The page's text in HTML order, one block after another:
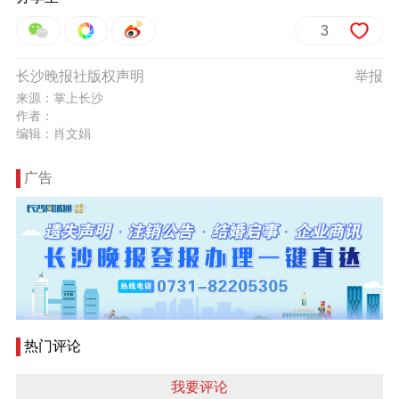
3
举报
长沙晚报社版权声明
来源：掌上长沙
作者：
编辑：肖文娟
广告
热门评论
我要评论